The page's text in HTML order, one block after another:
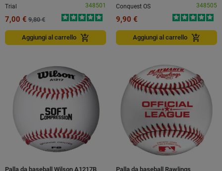
Trial
348501
7,00 € 9,80 €
Aggiungi al carrello add_shopping_cart
Conquest OS 348505
9,90 €
Aggiungi al carrello add_shopping_cart
Palla da baseball Wilson A1217B
Palla da baseball Rawlings